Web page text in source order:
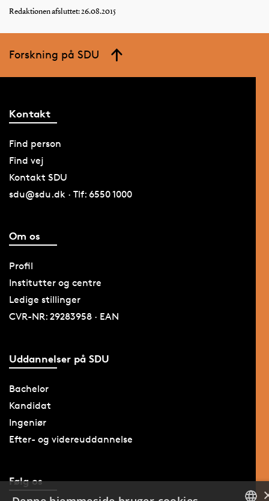
Redaktionen afsluttet: 26.08.2015
Forskning på SDU
Kontakt
Find person
Find vej
Kontakt SDU
sdu@sdu.dk · Tlf: 6550 1000
Om os
Profil
Institutter og centre
Ledige stillinger
CVR-NR: 29283958 · EAN
Uddannelser på SDU
Bachelor
Kandidat
Ingeniør
Efter- og videreuddannelse
Følg os